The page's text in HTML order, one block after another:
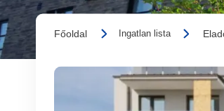
Főoldal Ingatlan lista